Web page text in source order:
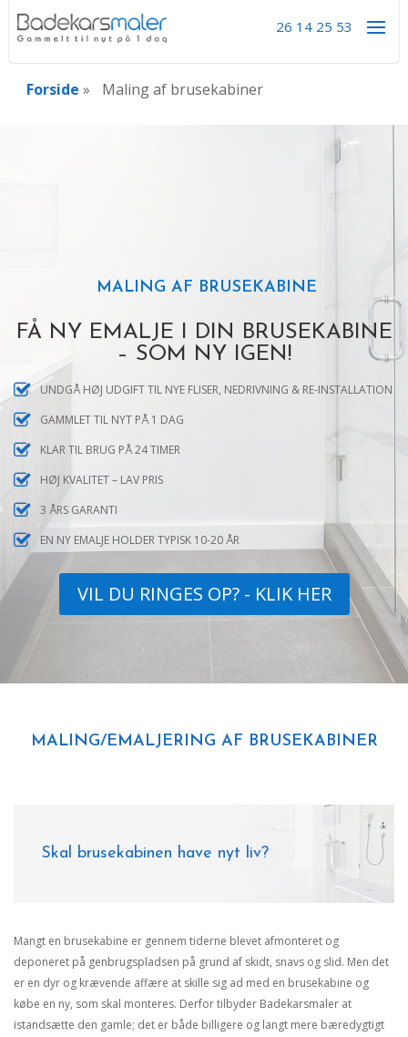
26 14 25 53
Forside » Maling af brusekabiner
MALING AF BRUSEKABINE
FÅ NY EMALJE I DIN BRUSEKABINE
– SOM NY IGEN!
UNDGÅ HØJ UDGIFT TIL NYE FLISER, NEDRIVNING & RE-INSTALLATION
GAMMLET TIL NYT PÅ 1 DAG
KLAR TIL BRUG PÅ 24 TIMER
HØJ KVALITET – LAV PRIS
3 ÅRS GARANTI
EN NY EMALJE HOLDER TYPISK 10-20 ÅR
VIL DU RINGES OP? - KLIK HER
MALING/EMALJERING AF BRUSEKABINER
Skal brusekabinen have nyt liv?
Mangt en brusekabine er gennem tiderne blevet afmonteret og
deponeret på genbrugspladsen på grund af skidt, snavs og slid. Men det
er en dyr og krævende affære at skille sig ad med en brusekabine og
købe en ny, som skal monteres. Derfor tilbyder Badekarsmaler at
istandsætte den gamle; det er både billigere og langt mere bæredygtigt